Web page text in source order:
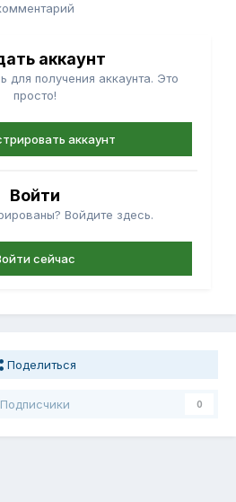
аккаунт
для получения аккаунта. Это
просто!
аккаунт
Войти
Войдите здесь.
сейчас
Поделиться
Подписчики 0